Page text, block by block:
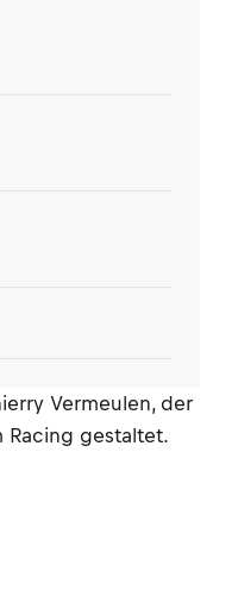
Vermeulen, der
Racing gestaltet.